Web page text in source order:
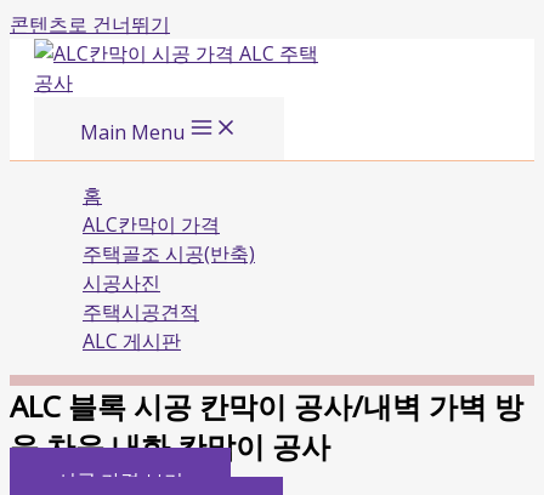
콘텐츠로 건너뛰기
Main Menu
홈
ALC칸막이 가격
주택골조 시공(반축)
시공사진
주택시공견적
ALC 게시판
ALC 블록 시공 칸막이 공사/내벽 가벽 방
음 차음 내화 칸막이 공사
시공 가격 보기